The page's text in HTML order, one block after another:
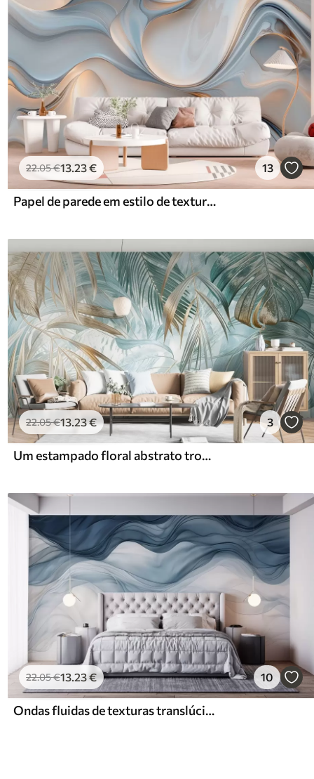
22.05€13.23€ 13
Papel de parede em estilo de textura líquida
22.05€13.23€ 3
Um estampado floral abstrato tropical com grandes folhas de palmeira em tons de azul e bege cria uma atmosfera exuberante
22.05€13.23€ 10
Ondas fluidas de texturas translúcidas em tons de azul escuro, azul claro e branco sobre um fundo claro